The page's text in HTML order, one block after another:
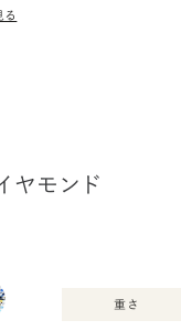
る
ヤモンド
重さ